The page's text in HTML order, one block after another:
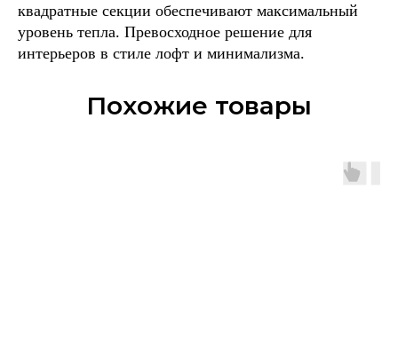
квадратные секции обеспечивают максимальный
уровень тепла. Превосходное решение для
интерьеров в стиле лофт и минимализма.
Похожие товары